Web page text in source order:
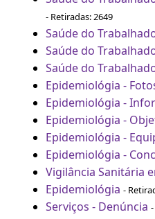
- Retiradas: 2649
Saúde do
Saúde do
Saúde do
Epidemiológia -
Epidemiológia -
Epidemiológia -
Epidemiológia -
Epidemiológia -
Vigilância Sanitária
Epidemiológia -
Serviços - Denúncia